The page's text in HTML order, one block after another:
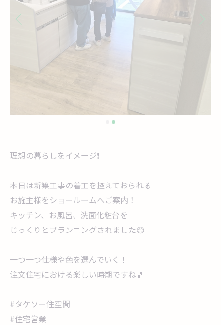
理想の暮らしをイメージ❗
本日は新築工事の着工を控えておられる
お施主様をショールームへご案内！
キッチン、お風呂、洗面化粧台を
じっくりとプランニングされました😊
一つ一つ仕様や色を選んでいく！
注文住宅における楽しい時期ですね🎵
#タケソー住空間
#住宅営業